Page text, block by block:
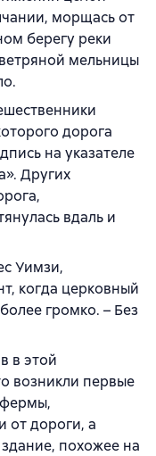
морщась от
берегу реки
мельницы
дорога
на указателе
Других
вдаль и
Уимзи,
когда церковный
громко. – Без
в этой
возникли первые
от дороги, а
похожее на